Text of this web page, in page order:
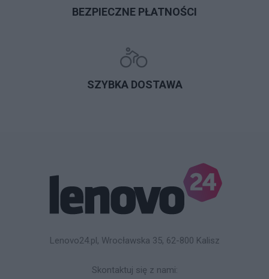
BEZPIECZNE PŁATNOŚCI
SZYBKA DOSTAWA
Lenovo24.pl, Wrocławska 35, 62-800 Kalisz
Skontaktuj się z nami: